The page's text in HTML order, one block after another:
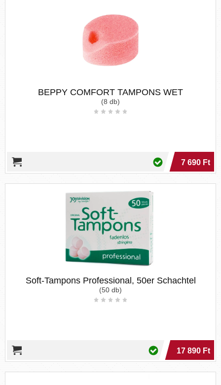
BEPPY COMFORT TAMPONS WET
(8 db)
7 690 Ft
Soft-Tampons Professional, 50er Schachtel
(50 db)
17 890 Ft